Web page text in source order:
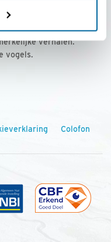
36,00 per jaar
leden, met
verhalen.
vogels.
Colofon